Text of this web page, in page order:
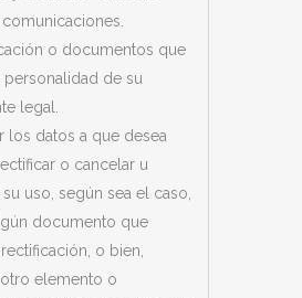
o documentos que
personalidad de su
legal.
los datos a que desea
o cancelar u
uso, según sea el caso,
documento que
o bien,
otro elemento o